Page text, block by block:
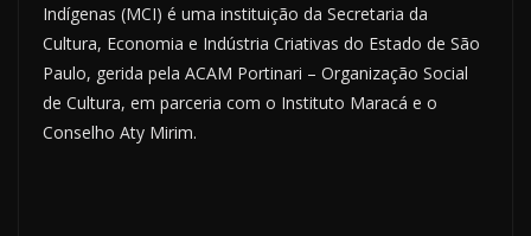
Indígenas (MCI) é uma instituição da Secretaria da
Cultura, Economia e Indústria Criativas do Estado de São
Paulo, gerida pela ACAM Portinari – Organização Social
de Cultura, em parceria com o Instituto Maracá e o
Conselho Aty Mirim.